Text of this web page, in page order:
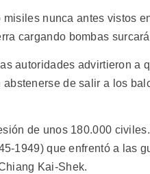
nunca antes vistos
cargando bombas
autoridades advirtieron a
de salir a los
de unos 180.000
1949) que enfrentó a las
Kai-Shek.